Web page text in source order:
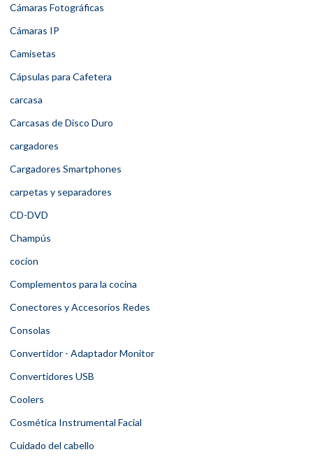
Cámaras Fotográficas
Cámaras IP
Camisetas
Cápsulas para Cafetera
carcasa
Carcasas de Disco Duro
cargadores
Cargadores Smartphones
carpetas y separadores
CD-DVD
Champús
cocion
Complementos para la cocina
Conectores y Accesorios Redes
Consolas
Convertidor - Adaptador Monitor
Convertidores USB
Coolers
Cosmética Instrumental Facial
Cuidado del cabello